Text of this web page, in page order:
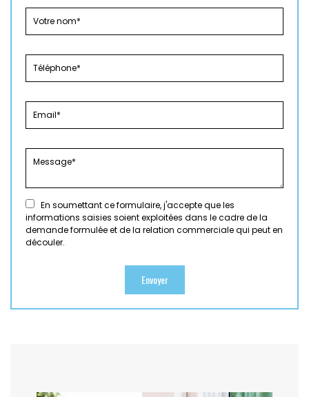
En soumettant ce formulaire, j'accepte que les
informations saisies soient exploitées dans le cadre de la
demande formulée et de la relation commerciale qui peut en
découler.